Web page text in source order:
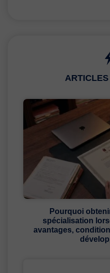
Pourquoi
spécialisation
avantages,